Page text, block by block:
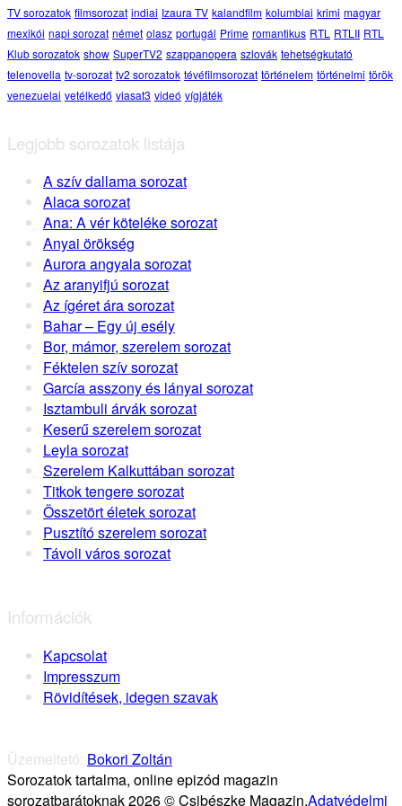
TV sorozatok filmsorozat indiai Izaura TV kalandfilm kolumbiai krimi magyar
mexikói napi sorozat német olasz portugál Prime romantikus RTL RTLII RTL
Klub sorozatok show SuperTV2 szappanopera szlovák tehetségkutató
telenovella tv-sorozat tv2 sorozatok tévéfilmsorozat történelem történelmi török
venezuelai vetélkedő viasat3 videó vígjáték
Legjobb sorozatok listája
A szív dallama sorozat
Alaca sorozat
Ana: A vér köteléke sorozat
Anyai örökség
Aurora angyala sorozat
Az aranyifjú sorozat
Az ígéret ára sorozat
Bahar – Egy új esély
Bor, mámor, szerelem sorozat
Féktelen szív sorozat
García asszony és lányai sorozat
Isztambuli árvák sorozat
Keserű szerelem sorozat
Leyla sorozat
Szerelem Kalkuttában sorozat
Titkok tengere sorozat
Összetört életek sorozat
Pusztító szerelem sorozat
Távoli város sorozat
Információk
Kapcsolat
Impresszum
Rövidítések, idegen szavak
Üzemeltető: Bokori Zoltán
Sorozatok tartalma, online epizód magazin
sorozatbarátoknak 2026 © Csibészke Magazin.Adatvédelmi